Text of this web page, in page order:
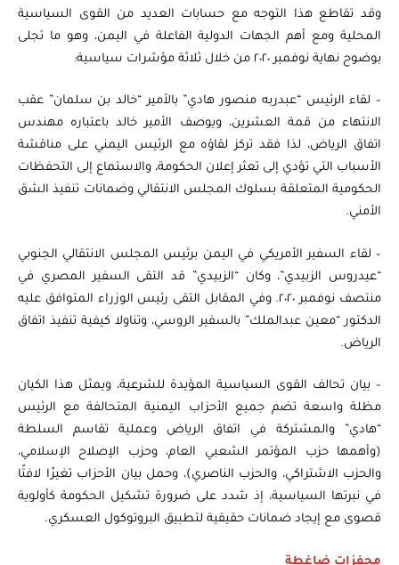
وقد تقاطع هذا التوجه مع حسابات العديد من القوى السياسية
المحلية ومع أهم الجهات الدولية الفاعلة في اليمن، وهو ما تجلى
بوضوح نهاية نوفمبر ٢٠٢٠ من خلال ثلاثة مؤشرات سياسية:
– لقاء الرئيس “عبدربه منصور هادي” بالأمير “خالد بن سلمان” عقب
الانتهاء من قمة العشرين، ويوصف الأمير خالد باعتباره مهندس
اتفاق الرياض، لذا فقد تركز لقاؤه مع الرئيس اليمني على مناقشة
الأسباب التي تؤدي إلى تعثر إعلان الحكومة، والاستماع إلى التحفظات
الحكومية المتعلقة بسلوك المجلس الانتقالي وضمانات تنفيذ الشق
الأمني.
– لقاء السفير الأمريكي في اليمن برئيس المجلس الانتقالي الجنوبي
“عيدروس الزبيدي”، وكان “الزبيدي” قد التقى السفير المصري في
منتصف نوفمبر ٢٠٢٠. وفي المقابل التقى رئيس الوزراء المتوافق عليه
الدكتور “معين عبدالملك” بالسفير الروسي، وتناولا كيفية تنفيذ اتفاق
الرياض.
– بيان تحالف القوى السياسية المؤيدة للشرعية، ويمثل هذا الكيان
مظلة واسعة تضم جميع الأحزاب اليمنية المتحالفة مع الرئيس
“هادي” والمشتركة في اتفاق الرياض وعملية تقاسم السلطة
(وأهمها حزب المؤتمر الشعبي العام، وحزب الإصلاح الإسلامي،
والحزب الاشتراكي، والحزب الناصري)، وحمل بيان الأحزاب تغيرًا لافتًا
في نبرتها السياسية، إذ شدد على ضرورة تشكيل الحكومة كأولوية
قصوى مع إيجاد ضمانات حقيقية لتطبيق البروتوكول العسكري.
محفزات ضاغطة